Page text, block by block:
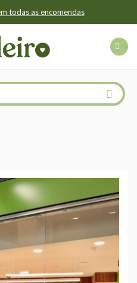
todas as encomendas